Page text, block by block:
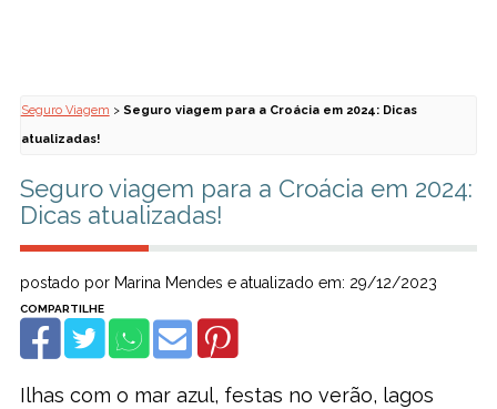
Seguro Viagem > Seguro viagem para a Croácia em 2024: Dicas
atualizadas!
Seguro viagem para a Croácia em 2024:
Dicas atualizadas!
postado por Marina Mendes e atualizado em: 29/12/2023
Ilhas com o mar azul, festas no verão, lagos